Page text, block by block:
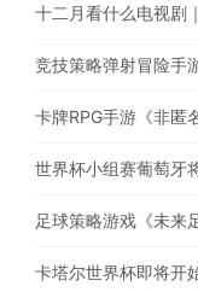
十二月看什么电视剧
卡塔尔世界杯即将开